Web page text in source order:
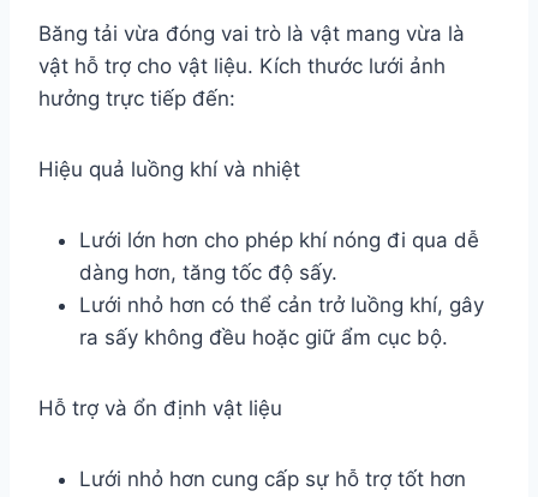
Băng tải vừa đóng vai trò là vật mang vừa là
vật hỗ trợ cho vật liệu. Kích thước lưới ảnh
hưởng trực tiếp đến:
Hiệu quả luồng khí và nhiệt
Lưới lớn hơn cho phép khí nóng đi qua dễ
dàng hơn, tăng tốc độ sấy.
Lưới nhỏ hơn có thể cản trở luồng khí, gây
ra sấy không đều hoặc giữ ẩm cục bộ.
Hỗ trợ và ổn định vật liệu
Lưới nhỏ hơn cung cấp sự hỗ trợ tốt hơn